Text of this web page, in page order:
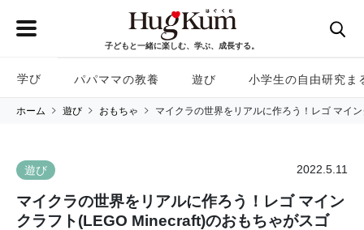
子どもと一緒に楽しむ、学ぶ、成長する。
学び パパママの教養 遊び 小学生の自由研究ま
ホーム 遊び おもちゃ マイクラの世界をリアルに作ろう！レゴ マイ
遊び 2022.5.11
マイクラの世界をリアルに作ろう！レゴ マイン
クラフト(LEGO Minecraft)のおもちゃがスゴ